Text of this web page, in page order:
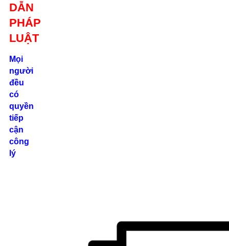
DẪN
PHÁP
LUẬT
Mọi
người
đều
có
quyền
tiếp
cận
công
lý
Số 24/2B
Đường Võ
Oanh, P. 25, Q.
Bình Thạnh, Tp.
Hồ Chí Minh
0862.000.639